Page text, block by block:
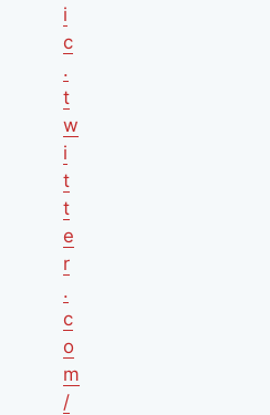
i
c
.
t
w
i
t
t
e
r
.
c
o
m
/